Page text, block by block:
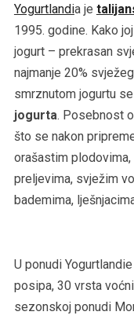
Yogurtlandia je
1995. godine. Kako
jogurt – prekrasan
najmanje 20%
smrznutom jogurtu
jogurta. Posebnost
što se nakon
orašastim
preljevima, svježim
bademima,
U ponudi
posipa, 30 vrsta
sezonskoj ponudi